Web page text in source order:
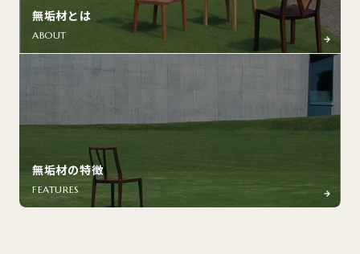
無垢材とは
ABOUT
無垢材の特徴
FEATURES